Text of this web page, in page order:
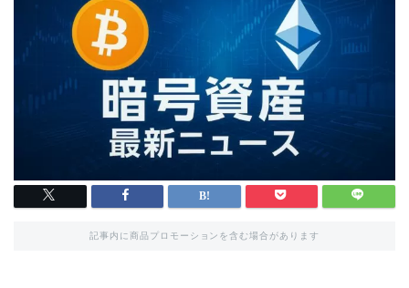
記事内に商品プロモーションを含む場合があります